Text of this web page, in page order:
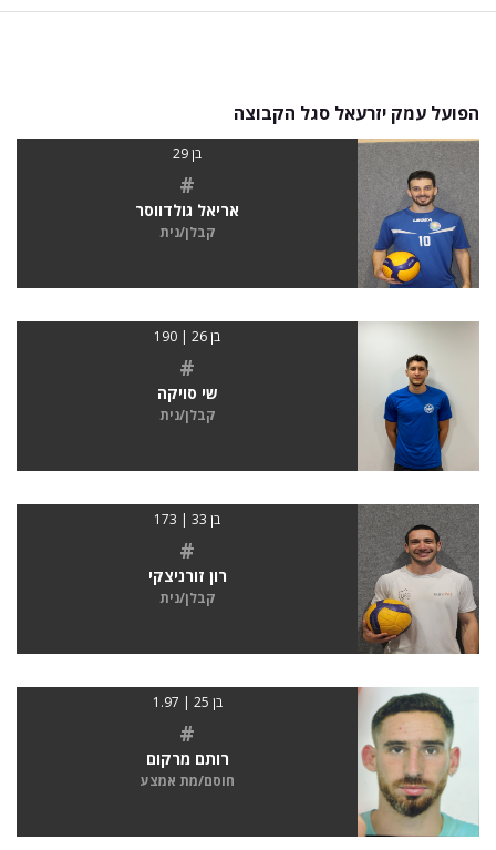
הפועל עמק יזרעאל סגל הקבוצה
בן 29
#
אריאל גולדווסר
קבלן/נית
בן 26 | 190
#
שי סויקה
קבלן/נית
בן 33 | 173
#
רון זורניצקי
קבלן/נית
בן 25 | 1.97
#
רותם מרקום
חוסם/מת אמצע